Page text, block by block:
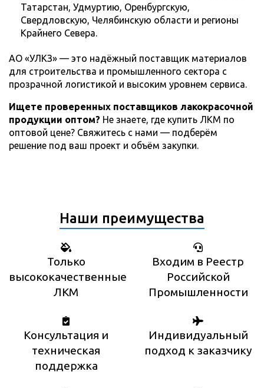
Татарстан, Удмуртию, Оренбургскую,
Свердловскую, Челябинскую области и регионы
Крайнего Севера.
АО «УЛКЗ» — это надёжный поставщик материалов
для строительства и промышленного сектора с
прозрачной логистикой и высоким уровнем сервиса.
Ищете проверенных поставщиков лакокрасочной
продукции оптом? Не знаете, где купить ЛКМ по
оптовой цене? Свяжитесь с нами — подберём
решение под ваш проект и объём закупки.
Наши преимущества
Только
высококачественные
ЛКМ
Входим в Реестр
Российской
Промышленности
Консультация и
техническая
поддержка
Индивидуальный
подход к заказчику